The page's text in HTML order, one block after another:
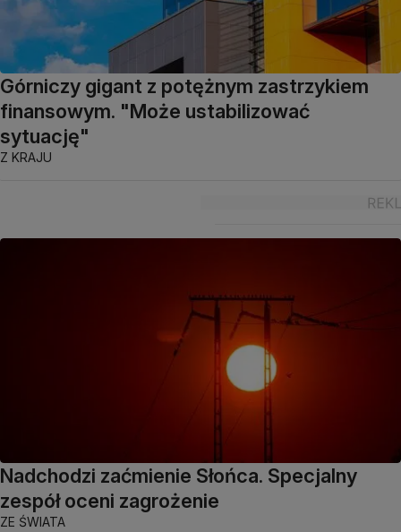
Górniczy gigant z potężnym zastrzykiem
finansowym. "Może ustabilizować
sytuację"
Z KRAJU
Nadchodzi zaćmienie Słońca. Specjalny
zespół oceni zagrożenie
ZE ŚWIATA